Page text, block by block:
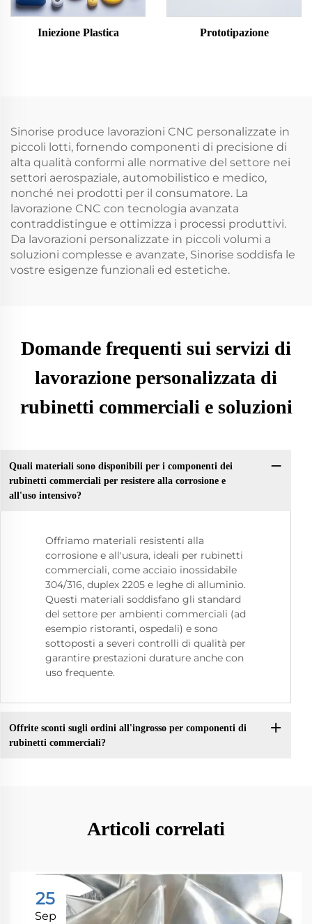
Iniezione Plastica Prototipazione
Sinorise produce lavorazioni CNC personalizzate in
piccoli lotti, fornendo componenti di precisione di
alta qualità conformi alle normative del settore nei
settori aerospaziale, automobilistico e medico,
nonché nei prodotti per il consumatore. La
lavorazione CNC con tecnologia avanzata
contraddistingue e ottimizza i processi produttivi.
Da lavorazioni personalizzate in piccoli volumi a
soluzioni complesse e avanzate, Sinorise soddisfa le
vostre esigenze funzionali ed estetiche.
Domande frequenti sui servizi di
lavorazione personalizzata di
rubinetti commerciali e soluzioni
Quali materiali sono disponibili per i componenti dei
rubinetti commerciali per resistere alla corrosione e
all'uso intensivo?
Offriamo materiali resistenti alla
corrosione e all'usura, ideali per rubinetti
commerciali, come acciaio inossidabile
304/316, duplex 2205 e leghe di alluminio.
Questi materiali soddisfano gli standard
del settore per ambienti commerciali (ad
esempio ristoranti, ospedali) e sono
sottoposti a severi controlli di qualità per
garantire prestazioni durature anche con
uso frequente.
Offrite sconti sugli ordini all'ingrosso per componenti di
rubinetti commerciali?
Articoli correlati
25
Sep